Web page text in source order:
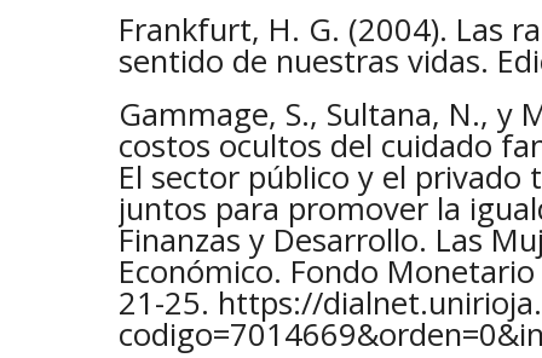
Frankfurt, H. G. (2004). Las
sentido de nuestras vidas.
Gammage, S., Sultana, N., y
costos ocultos del cuidado
El sector público y el privado
juntos para promover la
Finanzas y Desarrollo. Las
Económico. Fondo
21-25. https://